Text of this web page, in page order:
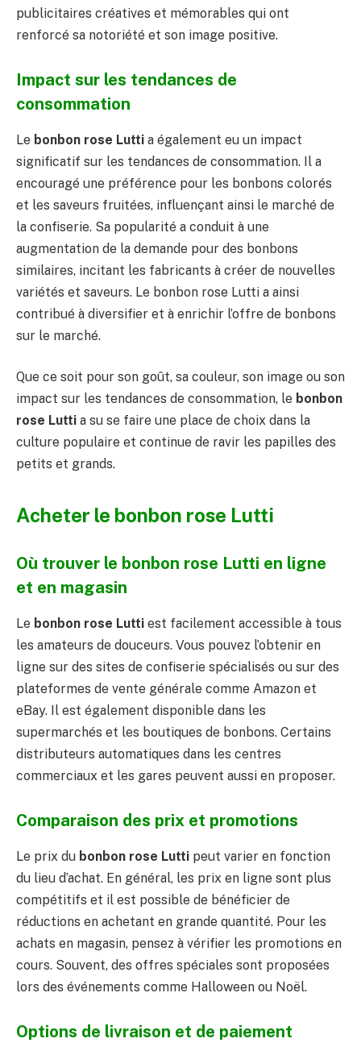
publicitaires créatives et mémorables qui ont
renforcé sa notoriété et son image positive.
Impact sur les tendances de
consommation
Le bonbon rose Lutti a également eu un impact
significatif sur les tendances de consommation. Il a
encouragé une préférence pour les bonbons colorés
et les saveurs fruitées, influençant ainsi le marché de
la confiserie. Sa popularité a conduit à une
augmentation de la demande pour des bonbons
similaires, incitant les fabricants à créer de nouvelles
variétés et saveurs. Le bonbon rose Lutti a ainsi
contribué à diversifier et à enrichir l’offre de bonbons
sur le marché.
Que ce soit pour son goût, sa couleur, son image ou son
impact sur les tendances de consommation, le bonbon
rose Lutti a su se faire une place de choix dans la
culture populaire et continue de ravir les papilles des
petits et grands.
Acheter le bonbon rose Lutti
Où trouver le bonbon rose Lutti en ligne
et en magasin
Le bonbon rose Lutti est facilement accessible à tous
les amateurs de douceurs. Vous pouvez l’obtenir en
ligne sur des sites de confiserie spécialisés ou sur des
plateformes de vente générale comme Amazon et
eBay. Il est également disponible dans les
supermarchés et les boutiques de bonbons. Certains
distributeurs automatiques dans les centres
commerciaux et les gares peuvent aussi en proposer.
Comparaison des prix et promotions
Le prix du bonbon rose Lutti peut varier en fonction
du lieu d’achat. En général, les prix en ligne sont plus
compétitifs et il est possible de bénéficier de
réductions en achetant en grande quantité. Pour les
achats en magasin, pensez à vérifier les promotions en
cours. Souvent, des offres spéciales sont proposées
lors des événements comme Halloween ou Noël.
Options de livraison et de paiement